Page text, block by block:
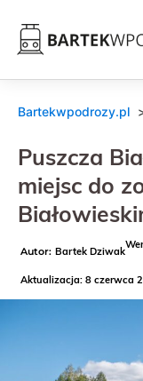
Bartekwpodrozy.pl
Puszcza
miejsc do
Bartek Dziwak
Aktualizacja: 8 czerwca